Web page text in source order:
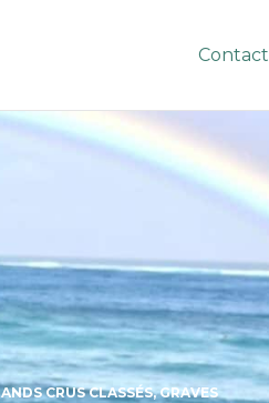
Contact
CRUS CLASSÉS,GRAVES